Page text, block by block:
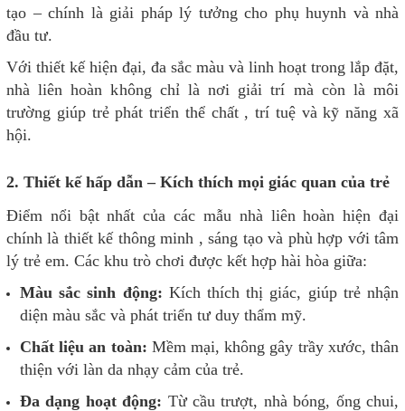
tạo – chính là giải pháp lý tưởng cho phụ huynh và nhà
đầu tư.
Với thiết kế hiện đại, đa sắc màu và linh hoạt trong lắp đặt,
nhà liên hoàn không chỉ là nơi giải trí mà còn là môi
trường giúp trẻ phát triển thể chất , trí tuệ và kỹ năng xã
hội.
2. Thiết kế hấp dẫn – Kích thích mọi giác quan của trẻ
Điểm nổi bật nhất của các mẫu nhà liên hoàn hiện đại
chính là thiết kế thông minh , sáng tạo và phù hợp với tâm
lý trẻ em. Các khu trò chơi được kết hợp hài hòa giữa:
Màu sắc sinh động: Kích thích thị giác, giúp trẻ nhận
diện màu sắc và phát triển tư duy thẩm mỹ.
Chất liệu an toàn: Mềm mại, không gây trầy xước, thân
thiện với làn da nhạy cảm của trẻ.
Đa dạng hoạt động: Từ cầu trượt, nhà bóng, ống chui,